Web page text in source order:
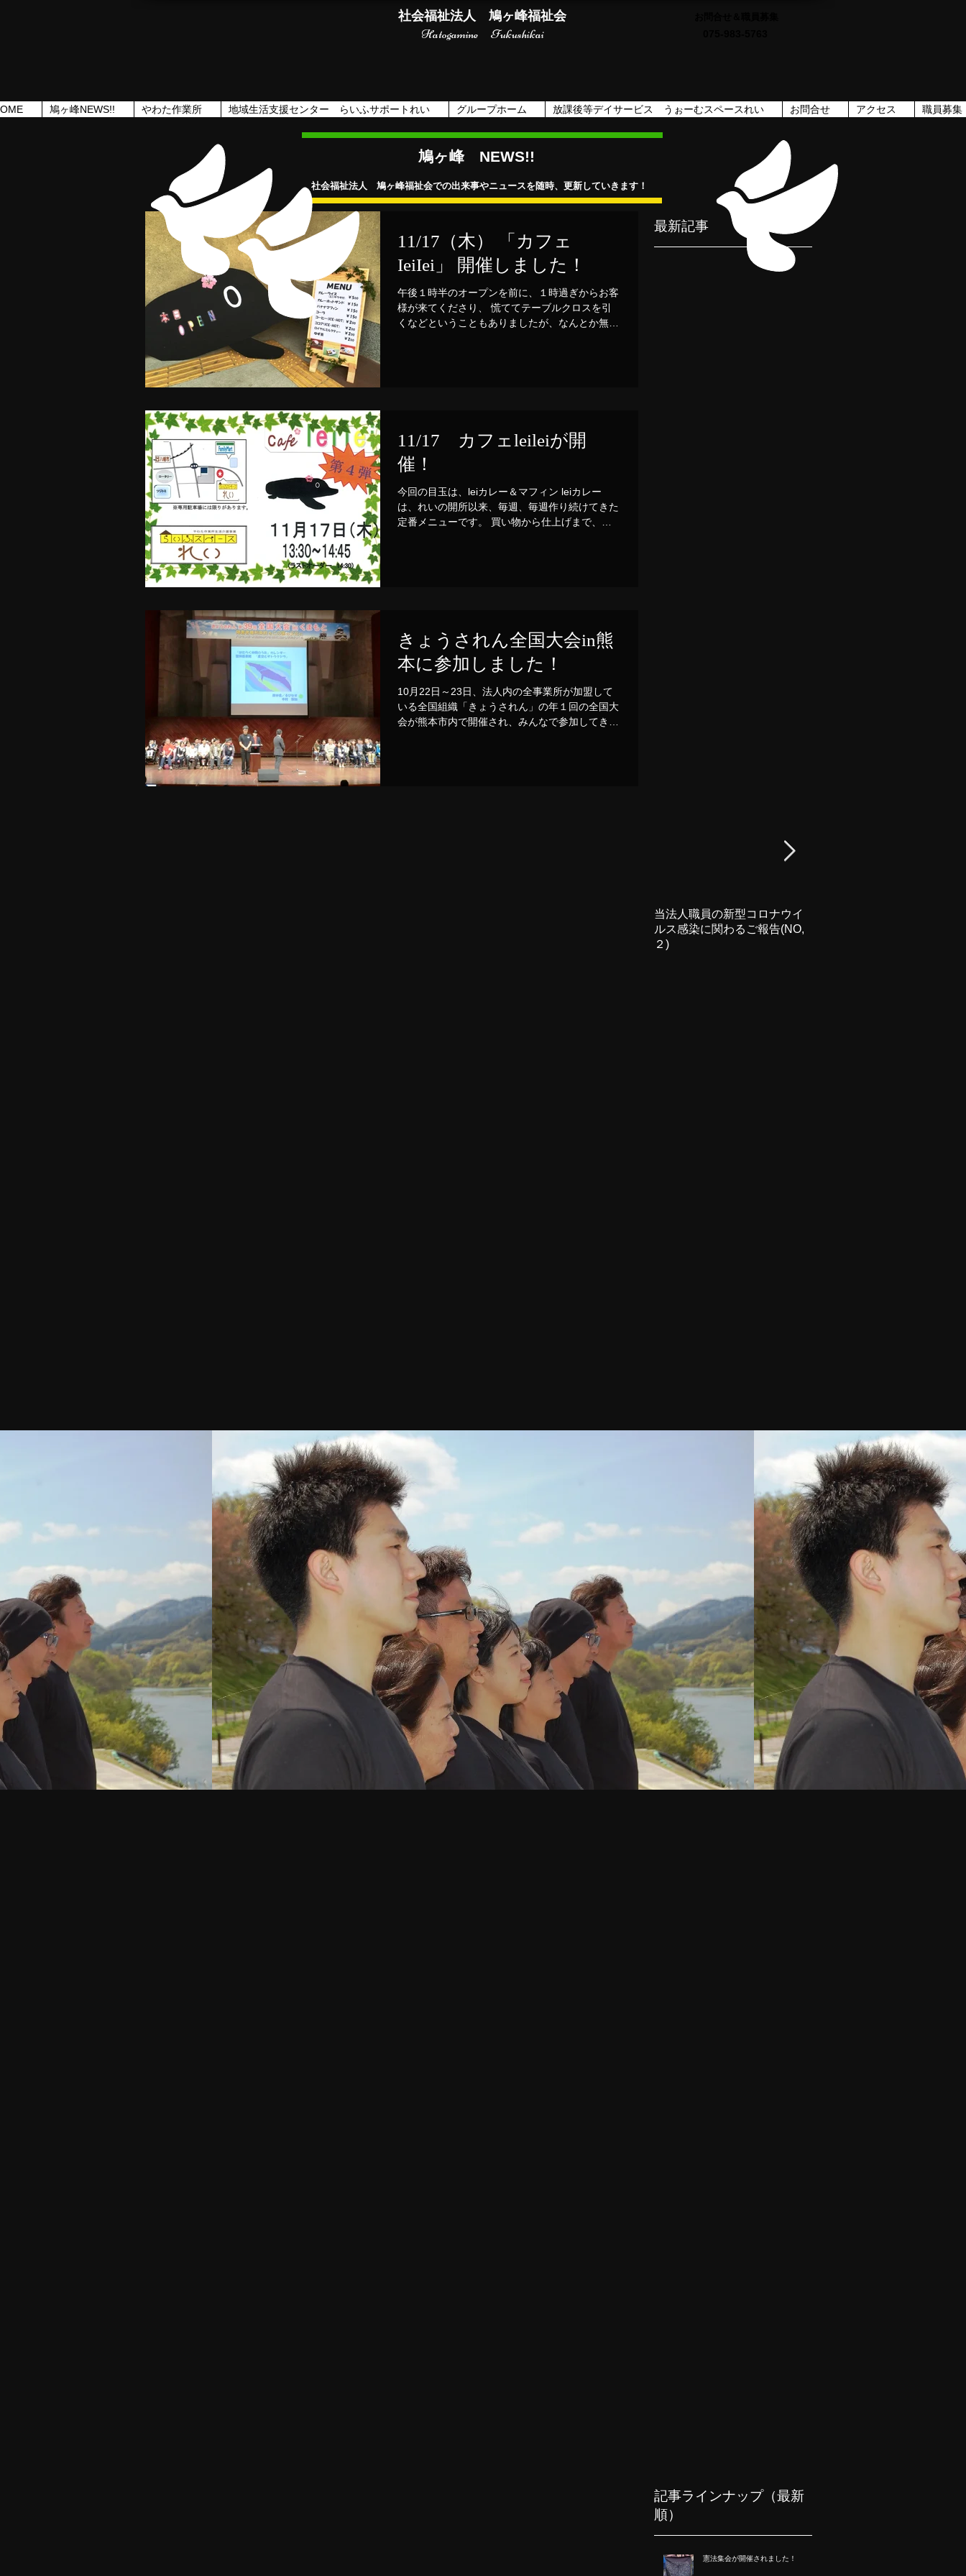
社会福祉法人 鳩ヶ峰福祉会
Hatogamine Fukushikai
鳩ヶ峰NEWS!! やわた作業所 地域生活支援センター らいふサポートれい グループホーム 放課後等デイサービス うぉーむスペースれい お問合せ アクセス 職員募集
11/17（木） 「カフェ
IeiIei」 開催しました！
午後１時半のオープンを前に、１時過ぎからお客
様が来てくださり、 慌ててテーブルクロスを引
くなどということもありましたが、なんとか無事
11/17 カフェleileiが開
催！
今回の目玉は、leiカレー＆マフィン leiカレー
は、れいの開所以来、毎週、毎週作り続けてきた
定番メニューです。 買い物から仕上げまで、す
きょうされん全国大会in熊
本に参加しました！
10月22日～23日、法人内の全事業所が加盟して
いる全国組織「きょうされん」の年１回の全国大
会が熊本市内で開催され、みんなで参加してきま
最新記事
当法人職員の新型コロナウイ
ルス感染に関わるご報告(NO,
２)
鳩ヶ峰 NEWS!!
社会福祉法人 鳩ヶ峰福祉会での出来事やニュースを随時、更新していきます！
記事ラインナップ（最新
順）
憲法集会が開催されました！